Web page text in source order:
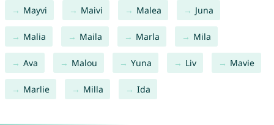
Mayvi Maivi Malea Juna
Malia Maila Marla Mila
Ava Malou Yuna Liv Mavie
Marlie Milla Ida